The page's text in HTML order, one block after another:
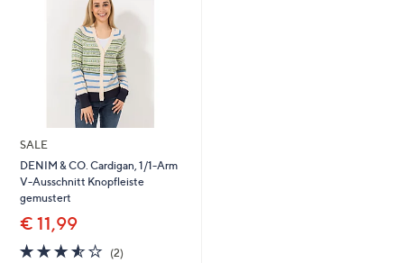
diese
anzuzeigen.
SALE
DENIM & CO. Cardigan, 1/1-Arm
V-Ausschnitt Knopfleiste
gemustert
€ 11,99
3.5
(2)2